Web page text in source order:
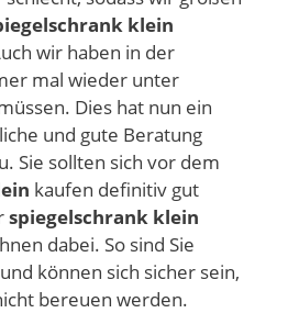
klein
wir haben in der
mal wieder unter
Dies hat nun ein
und gute Beratung
Sie sollten sich vor dem
kaufen definitiv gut
spiegelschrank klein
dabei. So sind Sie
können sich sicher sein,
bereuen werden.